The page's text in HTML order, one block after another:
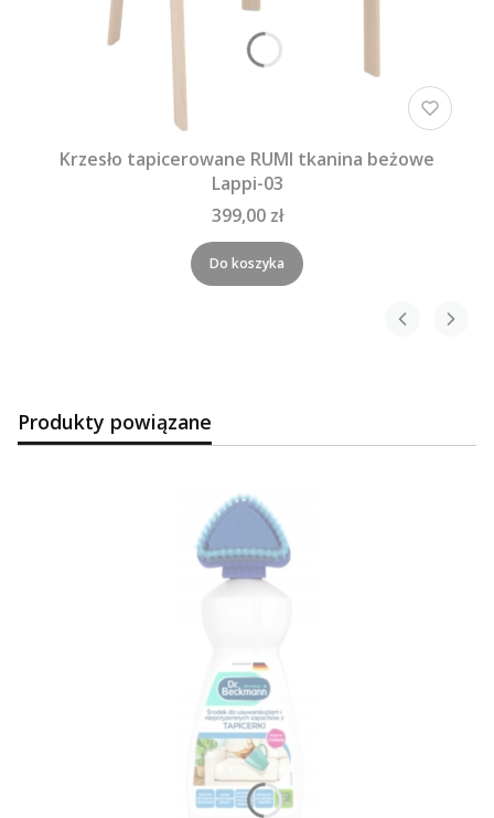
Krzesło tapicerowane RUMI tkanina beżowe
Lappi-03
399,00 zł
Do koszyka
Produkty powiązane